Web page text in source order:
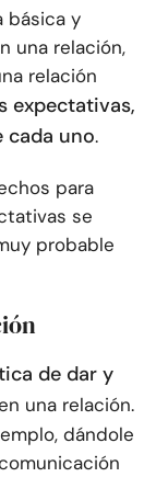
básica y
una relación,
relación
expectativas,
cada uno.
para
se
probable
de dar y
una relación.
dándole